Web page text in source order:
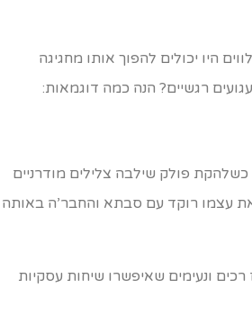
היו יכולים להפוך אותו מחגיגה
רגשיים? הנה כמה דוגמאות:
פולק שילבה צלילים מודרניים
עצמו רוקד עם סבתא והחבר’ה באותה
ונעימים שאיפשרו שיחות עסקיות